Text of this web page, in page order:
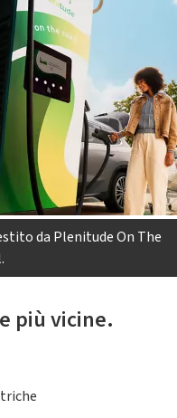
da Plenitude On The
più vicine.